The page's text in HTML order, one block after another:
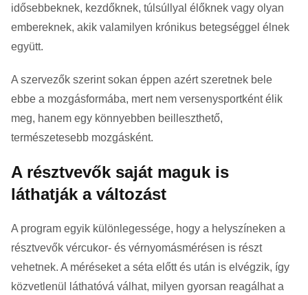
idősebbeknek, kezdőknek, túlsúllyal élőknek vagy olyan
embereknek, akik valamilyen krónikus betegséggel élnek
együtt.
A szervezők szerint sokan éppen azért szeretnek bele
ebbe a mozgásformába, mert nem versenysportként élik
meg, hanem egy könnyebben beilleszthető,
természetesebb mozgásként.
A résztvevők saját maguk is
láthatják a változást
A program egyik különlegessége, hogy a helyszíneken a
résztvevők vércukor- és vérnyomásmérésen is részt
vehetnek. A méréseket a séta előtt és után is elvégzik, így
közvetlenül láthatóvá válhat, milyen gyorsan reagálhat a